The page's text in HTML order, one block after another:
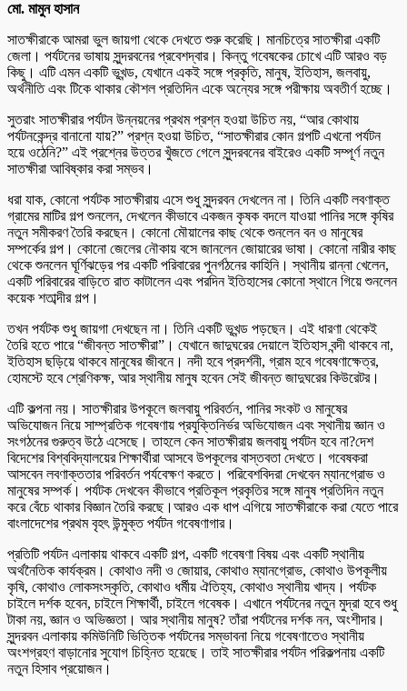
মো. মামুন হাসান
সাতক্ষীরাকে আমরা ভুল জায়গা থেকে দেখতে শুরু করেছি। মানচিত্রে সাতক্ষীরা একটি
জেলা। পর্যটনের ভাষায় সুন্দরবনের প্রবেশদ্বার। কিন্তু গবেষকের চোখে এটি আরও বড়
কিছু। এটি এমন একটি ভূখন্ড, যেখানে একই সঙ্গে প্রকৃতি, মানুষ, ইতিহাস, জলবায়ু,
অর্থনীতি এবং টিকে থাকার কৌশল প্রতিদিন একে অন্যের সঙ্গে পরীক্ষায় অবতীর্ণ হচ্ছে।
সুতরাং সাতক্ষীরার পর্যটন উন্নয়নের প্রথম প্রশ্ন হওয়া উচিত নয়, “আর কোথায়
পর্যটনকেন্দ্র বানানো যায়?” প্রশ্ন হওয়া উচিত, “সাতক্ষীরার কোন গল্পটি এখনো পর্যটন
হয়ে ওঠেনি?” এই প্রশ্নের উত্তর খুঁজতে গেলে সুন্দরবনের বাইরেও একটি সম্পূর্ণ নতুন
সাতক্ষীরা আবিষ্কার করা সম্ভব।
ধরা যাক, কোনো পর্যটক সাতক্ষীরায় এসে শুধু সুন্দরবন দেখলেন না। তিনি একটি লবণাক্ত
গ্রামের মাটির গল্প শুনলেন, দেখলেন কীভাবে একজন কৃষক বদলে যাওয়া পানির সঙ্গে কৃষির
নতুন সমীকরণ তৈরি করছেন। কোনো মৌয়ালের কাছ থেকে শুনলেন বন ও মানুষের
সম্পর্কের গল্প। কোনো জেলের নৌকায় বসে জানলেন জোয়ারের ভাষা। কোনো নারীর কাছ
থেকে শুনলেন ঘূর্ণিঝড়ের পর একটি পরিবারের পুনর্গঠনের কাহিনি। স্থানীয় রান্না খেলেন,
একটি পরিবারের বাড়িতে রাত কাটালেন এবং পরদিন ইতিহাসের কোনো স্থানে গিয়ে শুনলেন
কয়েক শতাব্দীর গল্প।
তখন পর্যটক শুধু জায়গা দেখছেন না। তিনি একটি ভূখন্ড পড়ছেন। এই ধারণা থেকেই
তৈরি হতে পারে “জীবন্ত সাতক্ষীরা”। যেখানে জাদুঘরের দেয়ালে ইতিহাস বন্দী থাকবে না,
ইতিহাস ছড়িয়ে থাকবে মানুষের জীবনে। নদী হবে প্রদর্শনী, গ্রাম হবে গবেষণাক্ষেত্র,
হোমস্টে হবে শ্রেণিকক্ষ, আর স্থানীয় মানুষ হবেন সেই জীবন্ত জাদুঘরের কিউরেটর।
এটি কল্পনা নয়। সাতক্ষীরার উপকূলে জলবায়ু পরিবর্তন, পানির সংকট ও মানুষের
অভিযোজন নিয়ে সাম্প্রতিক গবেষণায় প্রযুক্তিনির্ভর অভিযোজন এবং স্থানীয় জ্ঞান ও
সংগঠনের গুরুত্ব উঠে এসেছে। তাহলে কেন সাতক্ষীরায় জলবায়ু পর্যটন হবে না?দেশ
বিদেশের বিশ্ববিদ্যালয়ের শিক্ষার্থীরা আসবে উপকূলের বাস্তবতা দেখতে। গবেষকরা
আসবেন লবণাক্ততার পরিবর্তন পর্যবেক্ষণ করতে। পরিবেশবিদরা দেখবেন ম্যানগ্রোভ ও
মানুষের সম্পর্ক। পর্যটক দেখবেন কীভাবে প্রতিকূল প্রকৃতির সঙ্গে মানুষ প্রতিদিন নতুন
করে বেঁচে থাকার বিজ্ঞান তৈরি করছে।আরও এক ধাপ এগিয়ে সাতক্ষীরাকে করা যেতে পারে
বাংলাদেশের প্রথম বৃহৎ উন্মুক্ত পর্যটন গবেষণাগার।
প্রতিটি পর্যটন এলাকায় থাকবে একটি গল্প, একটি গবেষণা বিষয় এবং একটি স্থানীয়
অর্থনৈতিক কার্যক্রম। কোথাও নদী ও জোয়ার, কোথাও ম্যানগ্রোভ, কোথাও উপকূলীয়
কৃষি, কোথাও লোকসংস্কৃতি, কোথাও ধর্মীয় ঐতিহ্য, কোথাও স্থানীয় খাদ্য। পর্যটক
চাইলে দর্শক হবেন, চাইলে শিক্ষার্থী, চাইলে গবেষক। এখানে পর্যটনের নতুন মুদ্রা হবে শুধু
টাকা নয়, জ্ঞান ও অভিজ্ঞতা। আর স্থানীয় মানুষ? তাঁরা পর্যটনের দর্শক নন, অংশীদার।
সুন্দরবন এলাকায় কমিউনিটি ভিত্তিক পর্যটনের সম্ভাবনা নিয়ে গবেষণাতেও স্থানীয়
অংশগ্রহণ বাড়ানোর সুযোগ চিহ্নিত হয়েছে। তাই সাতক্ষীরার পর্যটন পরিকল্পনায় একটি
নতুন হিসাব প্রয়োজন।